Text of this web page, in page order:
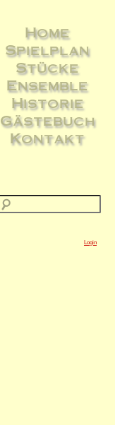
Home
Spielplan
Stücke
Ensemble
Historie
Gästebuch
Kontakt
Login